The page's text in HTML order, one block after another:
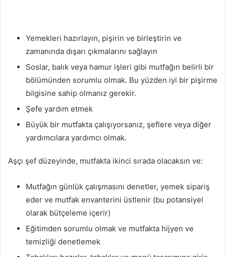
Yemekleri hazırlayın, pişirin ve birleştirin ve
zamanında dışarı çıkmalarını sağlayın
Soslar, balık veya hamur işleri gibi mutfağın belirli bir
bölümünden sorumlu olmak. Bu yüzden iyi bir pişirme
bilgisine sahip olmanız gerekir.
Şefe yardım etmek
Büyük bir mutfakta çalışıyorsanız, şeflere veya diğer
yardımcılara yardımcı olmak.
Aşçı şef düzeyinde, mutfakta ikinci sırada olacaksın ve:
Mutfağın günlük çalışmasını denetler, yemek sipariş
eder ve mutfak envanterini üstlenir (bu potansiyel
olarak bütçeleme içerir)
Eğitimden sorumlu olmak ve mutfakta hijyen ve
temizliği denetlemek